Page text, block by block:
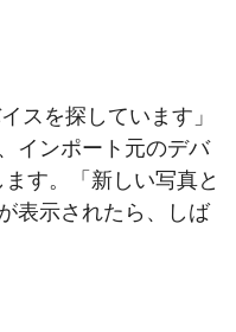
スを探しています」
インポート元のデバ
す。「新しい写真と
表示されたら、しば